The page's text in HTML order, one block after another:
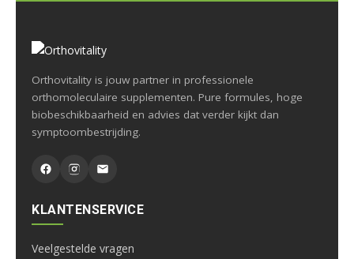
Orthovitality is jouw partner in professionele
orthomoleculaire supplementen. Pure formules, hoge
biobeschikbaarheid en advies dat verder kijkt dan
symptoombestrijding.
KLANTENSERVICE
Veelgestelde vragen